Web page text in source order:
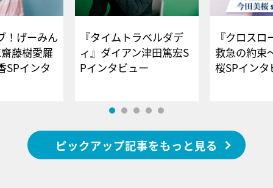
！げーみん
藤樹愛羅
SPインタ
『タイムトラベルダデ
ィ』ダイアン津田篤宏S
Pインタビュー
『クロス
救急の約束
桜SPイ
ピックアップ記事をもっと見る